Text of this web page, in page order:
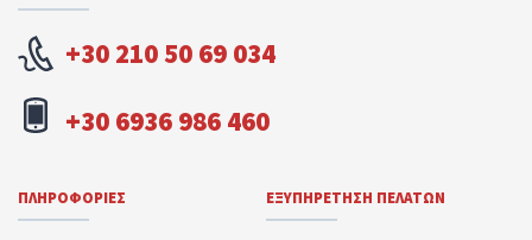
+30 210 50 69 034
+30 6936 986 460
ΠΛΗΡΟΦΟΡΊΕΣ ΕΞΥΠΗΡΈΤΗΣΗ ΠΕΛΑΤΏΝ